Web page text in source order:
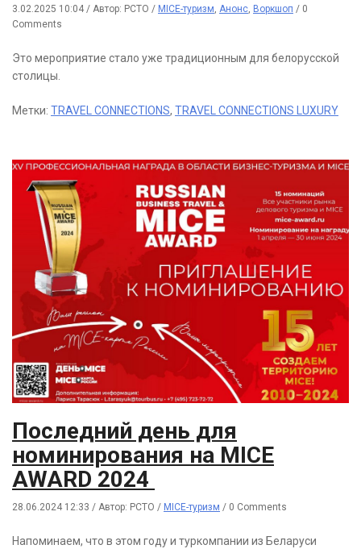
3.02.2025 10:04 / Автор: РСТО / MICE-туризм Анонс Воркшоп / 0
Comments
Это мероприятие стало уже традиционным для белорусской
столицы.
Метки: TRAVEL CONNECTIONS, TRAVEL CONNECTIONS LUXURY
Последний день для
номинирования на MICE
AWARD 2024
28.06.2024 12:33 / Автор: РСТО / MICE-туризм / 0 Comments
Напоминаем, что в этом году и туркомпании из Беларуси